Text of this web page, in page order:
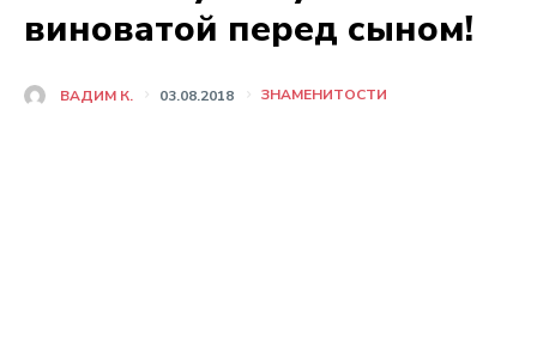
виноватой перед сыном!
ВАДИМ К. 03.08.2018 ЗНАМЕНИТОСТИ